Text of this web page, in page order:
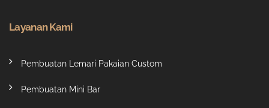
Layanan Kami
Pembuatan Lemari Pakaian Custom
Pembuatan Mini Bar